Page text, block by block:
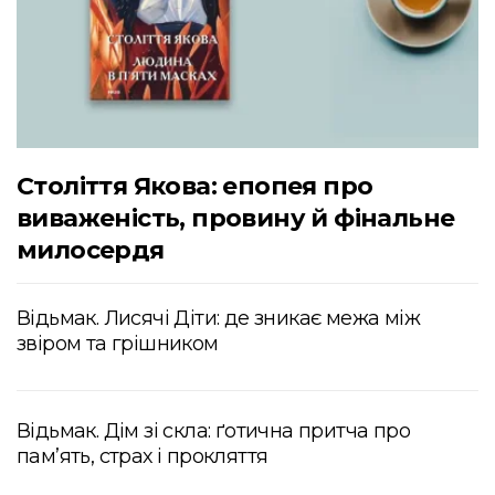
Століття Якова: епопея про
виваженість, провину й фінальне
милосердя
Відьмак. Лисячі Діти: де зникає межа між
звіром та грішником
Відьмак. Дім зі скла: ґотична притча про
пам’ять, страх і прокляття